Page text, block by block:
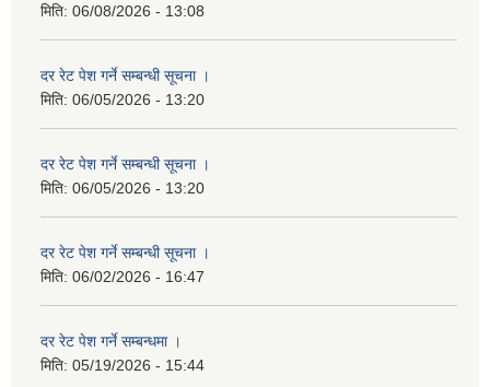
मिति: 06/08/2026 - 13:08
दर रेट पेश गर्ने सम्बन्धी सूचना ।
मिति: 06/05/2026 - 13:20
दर रेट पेश गर्ने सम्बन्धी सूचना ।
मिति: 06/05/2026 - 13:20
दर रेट पेश गर्ने सम्बन्धी सूचना ।
मिति: 06/02/2026 - 16:47
दर रेट पेश गर्ने सम्बन्धमा ।
मिति: 05/19/2026 - 15:44